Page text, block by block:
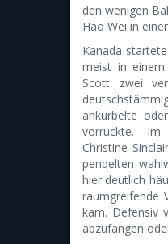
den wenigen
Hao Wei in
Kanada
meist in
Scott zwei
ankurbelte
vorrückte. Im
Christine
pendelten
hier deutlich
raumgreifende
kam. Defensiv
abzufangen